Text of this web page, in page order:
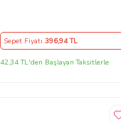
Sepet Fiyatı 396,94 TL
42,34 TL'den Başlayan Taksitlerle